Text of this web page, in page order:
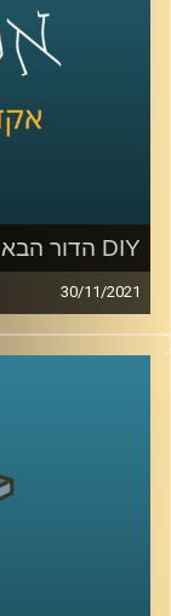
לשיחה עם ד"ר
לחצו
לשיחה עם ד"ר
DIY הדור הבא
30/11/2021
היום הרבה
היעדר ידע
מטרתו של פרופ'
רק לאנשי
לכתוב במילים
באופן
ונגרים לתכנון
עוד דוגמאות?